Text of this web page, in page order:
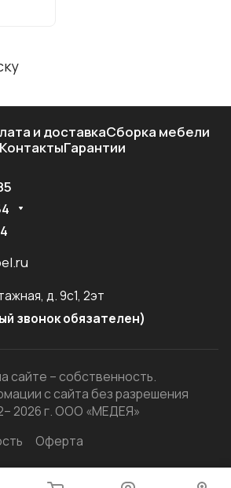
и доставкаСборка мебели
КонтактыГарантии
д. 9с1, 2эт
звонок обязателен)
сайте – собственность.
с сайта без разрешения
2026 г. ООО «МЕДЕЯ»
Оферта